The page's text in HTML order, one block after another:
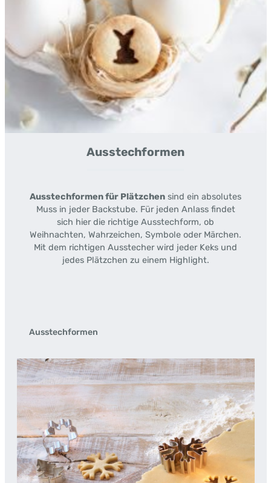
Ausstechformen
Ausstechformen für Plätzchen sind ein absolutes
Muss in jeder Backstube. Für jeden Anlass findet
sich hier die richtige Ausstechform, ob
Weihnachten, Wahrzeichen, Symbole oder Märchen.
Mit dem richtigen Ausstecher wird jeder Keks und
jedes Plätzchen zu einem Highlight.
Ausstechformen
WEIHNACHTEN